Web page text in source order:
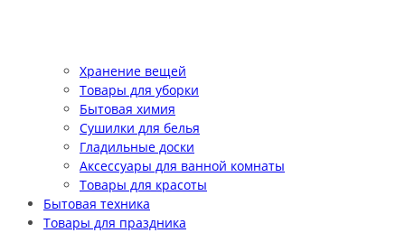
Хранение вещей
Товары для уборки
Бытовая химия
Сушилки для белья
Гладильные доски
Аксессуары для ванной комнаты
Товары для красоты
Бытовая техника
Товары для праздника